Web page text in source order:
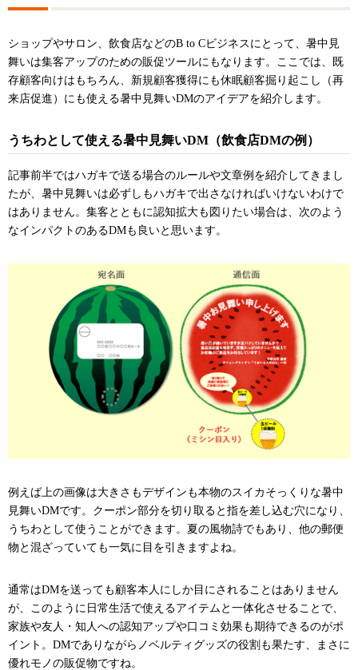
ショップやサロン、飲食店などのB to Cビジネスにとって、暑中見
舞いは集客アップのための販促ツールにもなります。ここでは、既
存顧客向けはもちろん、新規顧客獲得にも休眠顧客掘り起こし（再
来店促進）にも使える暑中見舞いDMのアイデアを紹介します。
うちわとして使える暑中見舞いDM（飲食店DMの例）
記事前半ではハガキで送る場合のルールや文章例を紹介してきまし
たが、暑中見舞いは必ずしもハガキで出さなければいけないわけで
はありません。集客とともに認知拡大も図りたい場合は、次のよう
なインパクトのあるDMも良いと思います。
例えば上の画像は大きさもデザインも本物のスイカそっくりな暑中
見舞いDMです。クーポン部分を切り取ると指を差し込む穴になり、
うちわとして使うことができます。夏の風物詩でもあり、他の郵便
物と混ざっていても一気に目を引きますよね。
通常はDMを送っても顧客本人にしか目にされることはありません
が、このように日常生活で使えるアイテムと一体化させることで、
家族や友人・知人への認知アップや口コミ効果も期待できるのがポ
イント。DMでありながらノベルティグッズの役割も果たす、まさに
優れモノの販促物ですね。